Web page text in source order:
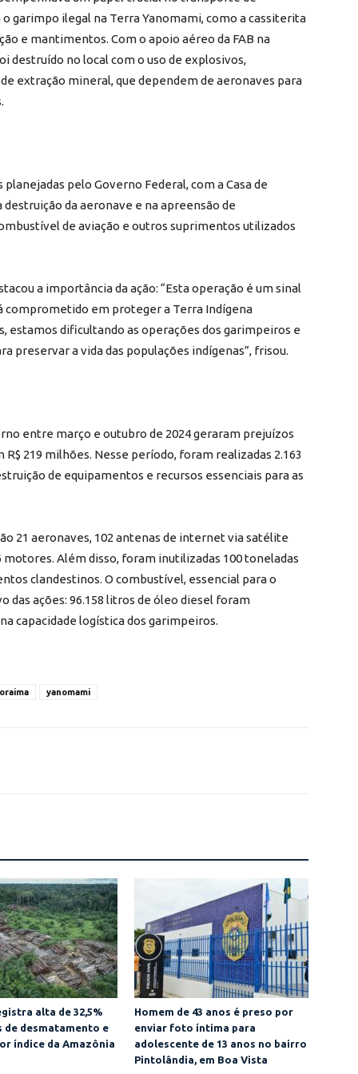
garimpo ilegal na Terra Yanomami, como a cassiterita
e mantimentos. Com o apoio aéreo da FAB na
no local com o uso de explosivos,
extração mineral, que dependem de aeronaves para
pelo Governo Federal, com a Casa de
da aeronave e na apreensão de
de aviação e outros suprimentos utilizados
a importância da ação: “Esta operação é um sinal
comprometido em proteger a Terra Indígena
estamos dificultando as operações dos garimpeiros e
preservar a vida das populações indígenas”, frisou.
entre março e outubro de 2024 geraram prejuízos
219 milhões. Nesse período, foram realizadas 2.163
de equipamentos e recursos essenciais para as
21 aeronaves, 102 antenas de internet via satélite
motores. Além disso, foram inutilizadas 100 toneladas
clandestinos. O combustível, essencial para o
das ações: 96.158 litros de óleo diesel foram
capacidade logística dos garimpeiros.
yanomami
alta de 32,5%
de desmatamento e
índice da Amazônia
Homem de 43 anos é preso por
enviar foto íntima para
adolescente de 13 anos no bairro
Pintolândia, em Boa Vista